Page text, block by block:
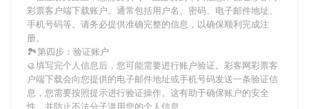
彩票客户端下载账户。通常包括用户名、密码、电子邮件地址、
手机号码等。请务必提供准确完整的信息，以确保顺利完成注
册。
🏞第四步：验证账户
🥮填写完个人信息后，您可能需要进行账户验证。 彩客网彩票客
户端下载会向您提供的电子邮件地址或手机号码发送一条验证信
息，您需要按照提示进行验证操作。这有助于确保账户的安全
性，并防止不法分子滥用您的个人信息。